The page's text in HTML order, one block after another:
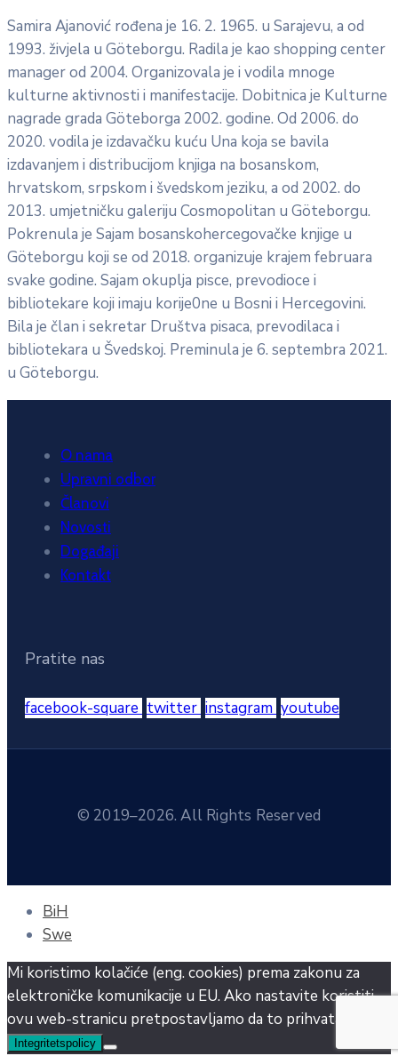
Samira Ajanović rođena je 16. 2. 1965. u Sarajevu, a od
1993. živjela u Göteborgu. Radila je kao shopping center
manager od 2004. Organizovala je i vodila mnoge
kulturne aktivnosti i manifestacije. Dobitnica je Kulturne
nagrade grada Göteborga 2002. godine. Od 2006. do
2020. vodila je izdavačku kuću Una koja se bavila
izdavanjem i distribucijom knjiga na bosanskom,
hrvatskom, srpskom i švedskom jeziku, a od 2002. do
2013. umjetničku galeriju Cosmopolitan u Göteborgu.
Pokrenula je Sajam bosanskohercegovačke knjige u
Göteborgu koji se od 2018. organizuje krajem februara
svake godine. Sajam okuplja pisce, prevodioce i
bibliotekare koji imaju korije0ne u Bosni i Hercegovini.
Bila je član i sekretar Društva pisaca, prevodilaca i
bibliotekara u Švedskoj. Preminula je 6. septembra 2021.
u Göteborgu.
O nama
Upravni odbor
Članovi
Novosti
Događaji
Kontakt
Pratite nas
facebook-square twitter instagram youtube
© 2019–2026. All Rights Reserved
BiH
Swe
Mi koristimo kolačiće (eng. cookies) prema zakonu za
elektroničke komunikacije u EU. Ako nastavite koristiti
ovu web-stranicu pretpostavljamo da to prihvatate.
Integritetspolicy